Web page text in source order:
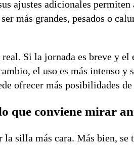
ajustes adicionales
más grandes, pesados o
Si la jornada es breve y el
el uso es más intenso y
ofrecer más posibilidades
que conviene mirar
silla más cara. Más bien, se